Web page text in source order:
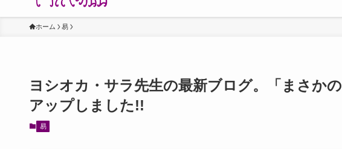
ホーム 易
ヨシオカ・サラ先生の最新ブログ。「まさか
アップしました!!
易